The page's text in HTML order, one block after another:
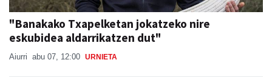
"Banakako Txapelketan jokatzeko nire
eskubidea aldarrikatzen dut"
Aiurri abu 07, 12:00 URNIETA